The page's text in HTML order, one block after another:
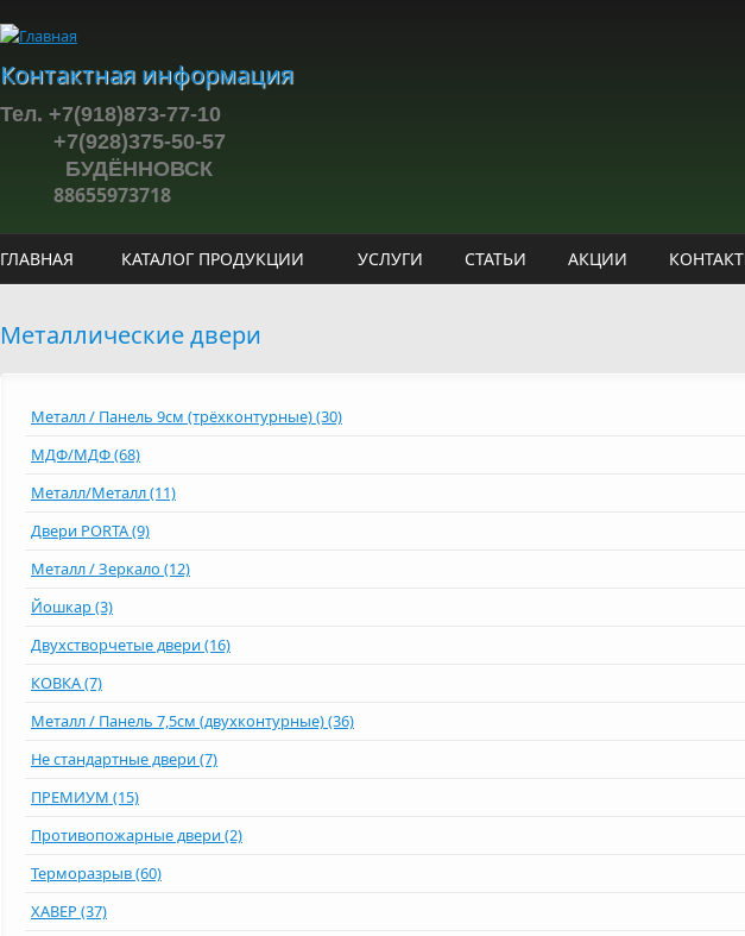
Контактная информация
Тел. +7(918)873-77-10
+7(928)375-50-57
БУДЁННОВСК
88655973718
ГЛАВНАЯ КАТАЛОГ ПРОДУКЦИИ УСЛУГИ СТАТЬИ АКЦИИ
Металлические двери
Металл / Панель 9см (трёхконтурные) (30)
МДФ/МДФ (68)
Металл/Металл (11)
Двери PORTA (9)
Металл / Зеркало (12)
Йошкар (3)
Двухстворчетые двери (16)
КОВКА (7)
Металл / Панель 7,5см (двухконтурные) (36)
Не стандартные двери (7)
ПРЕМИУМ (15)
Противопожарные двери (2)
Терморазрыв (60)
ХАВЕР (37)